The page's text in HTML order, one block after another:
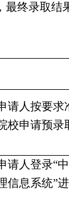
最终录取结
请人按要求
校申请预录
请人登录“
信息系统”